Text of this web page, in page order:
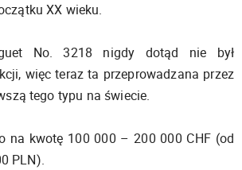
XX wieku.
No. 3218 nigdy dotąd nie był
więc teraz ta przeprowadzana przez
tego typu na świecie.
na kwotę 100 000 – 200 000 CHF (od
PLN).